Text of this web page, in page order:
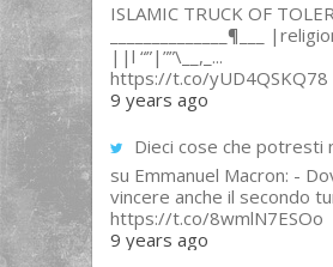
ISLAMIC TRUCK OF
______________¶___
||l “”|””\__,_...
https://t.co/yUD4QSKQ78
9 years ago
Dieci cose che potresti
su Emmanuel Macron: -
vincere anche il secondo
https://t.co/8wmlN7ESOo
9 years ago